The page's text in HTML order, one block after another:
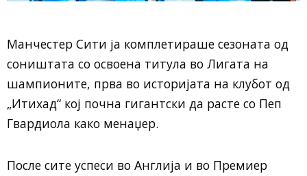
Манчестер Сити ја комплетираше сезоната од
соништата со освоена титула во Лигата на
шампионите, прва во историјата на клубот од
„Итихад“ кој почна гигантски да расте со Пеп
Гвардиола како менаџер.
После сите успеси во Англија и во Премиер